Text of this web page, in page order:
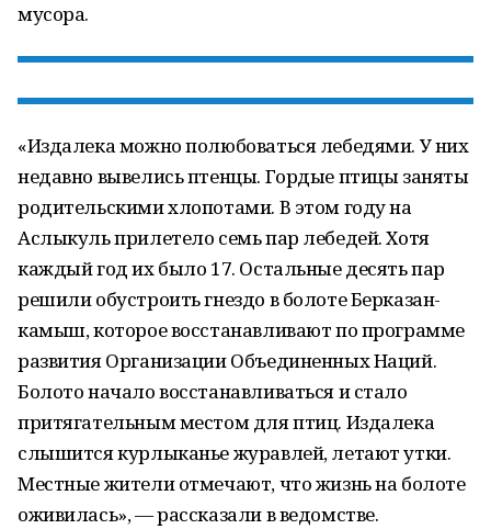
мусора.
«Издалека можно полюбоваться лебедями. У них
недавно вывелись птенцы. Гордые птицы заняты
родительскими хлопотами. В этом году на
Аслыкуль прилетело семь пар лебедей. Хотя
каждый год их было 17. Остальные десять пар
решили обустроить гнездо в болоте Берказан-
камыш, которое восстанавливают по программе
развития Организации Объединенных Наций.
Болото начало восстанавливаться и стало
притягательным местом для птиц. Издалека
слышится курлыканье журавлей, летают утки.
Местные жители отмечают, что жизнь на болоте
оживилась», — рассказали в ведомстве.